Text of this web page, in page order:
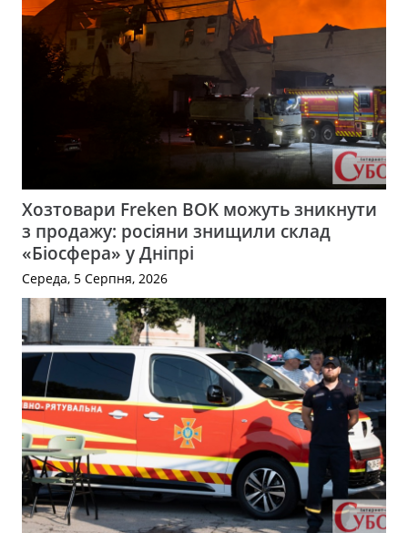
Хозтовари Freken BOK можуть зникнути
з продажу: росіяни знищили склад
«Біосфера» у Дніпрі
Середа, 5 Серпня, 2026